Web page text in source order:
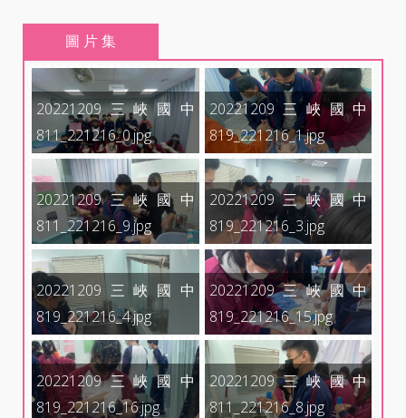
圖 片 集
20221209三峽國中
811_221216_0.jpg
20221209三峽國中
819_221216_1.jpg
20221209三峽國中
811_221216_9.jpg
20221209三峽國中
819_221216_3.jpg
20221209三峽國中
819_221216_4.jpg
20221209三峽國中
819_221216_15.jpg
20221209三峽國中
819_221216_16.jpg
20221209三峽國中
811_221216_8.jpg